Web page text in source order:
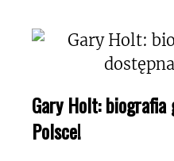
Gary Holt:
Polsce!